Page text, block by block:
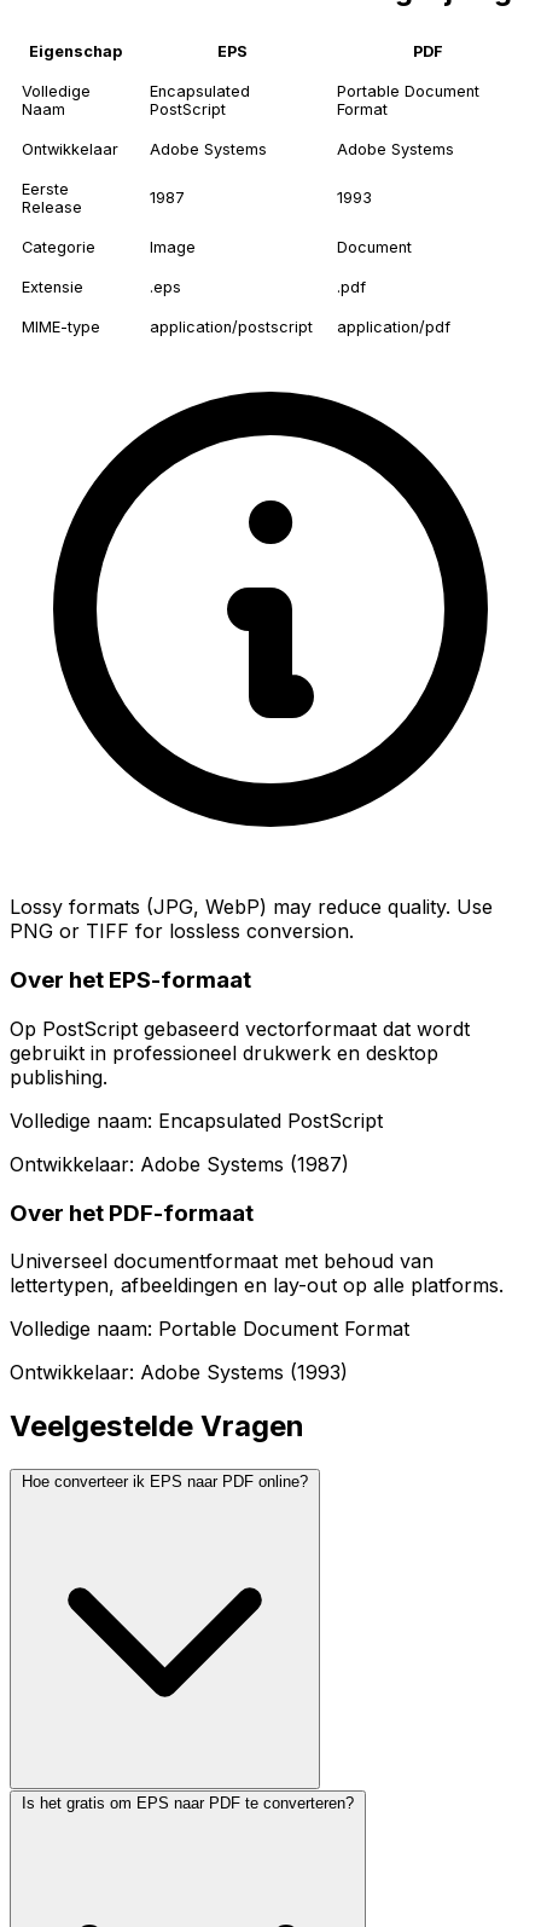
Eigenschap EPS PDF
Volledige
Naam
Encapsulated
PostScript
Portable Document
Format
Ontwikkelaar Adobe Systems Adobe Systems
Eerste
Release
1987 1993
Categorie Image Document
Extensie .eps .pdf
MIME-type application/postscript application/pdf
Lossy formats (JPG, WebP) may reduce quality. Use
PNG or TIFF for lossless conversion.
Over het EPS-formaat
Op PostScript gebaseerd vectorformaat dat wordt
gebruikt in professioneel drukwerk en desktop
publishing.
Volledige naam: Encapsulated PostScript
Ontwikkelaar: Adobe Systems (1987)
Over het PDF-formaat
Universeel documentformaat met behoud van
lettertypen, afbeeldingen en lay-out op alle platforms.
Volledige naam: Portable Document Format
Ontwikkelaar: Adobe Systems (1993)
Veelgestelde Vragen
Hoe converteer ik EPS naar PDF online?
Is het gratis om EPS naar PDF te converteren?